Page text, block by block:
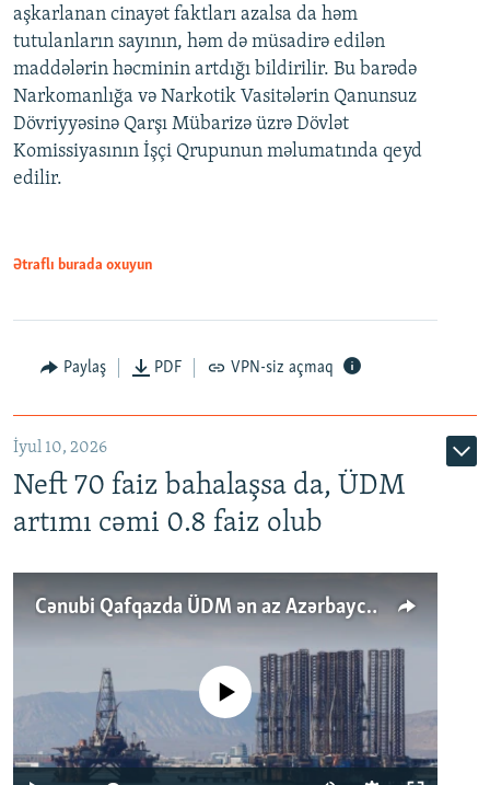
aşkarlanan cinayət faktları azalsa da həm
tutulanların sayının, həm də müsadirə edilən
maddələrin həcminin artdığı bildirilir. Bu barədə
Narkomanlığa və Narkotik Vasitələrin Qanunsuz
Dövriyyəsinə Qarşı Mübarizə üzrə Dövlət
Komissiyasının İşçi Qrupunun məlumatında qeyd
edilir.
Ətraflı burada oxuyun
Paylaş PDF VPN-siz açmaq
İyul 10, 2026
Neft 70 faiz bahalaşsa da, ÜDM
artımı cəmi 0.8 faiz olub
Cənubi Qafqazda ÜDM ən az Azərbaycanda artır: Qonşuları niyə Bakını qabaqlaya bilir?
No media source currently available